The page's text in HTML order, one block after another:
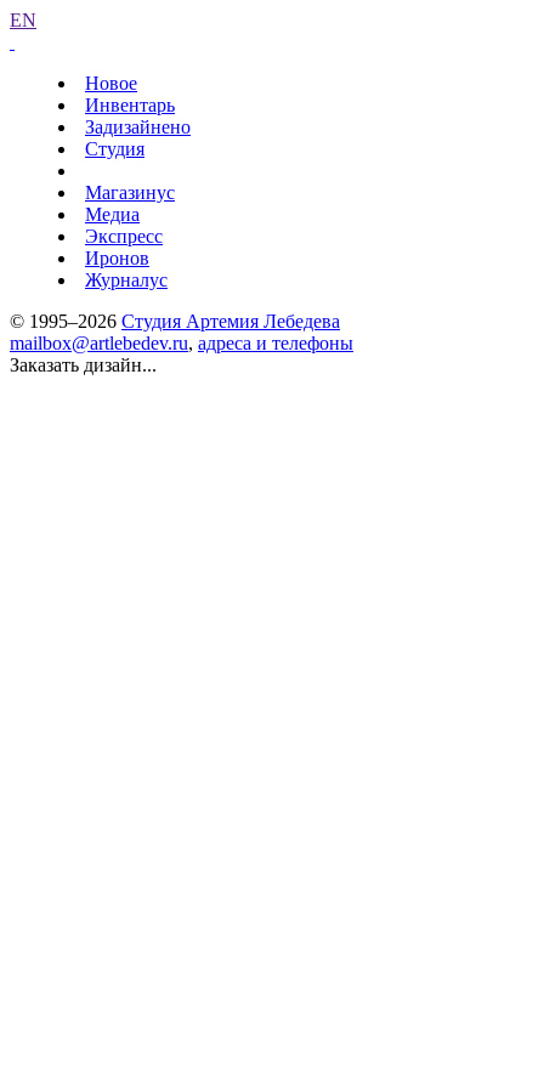
EN
Новое
Инвентарь
Задизайнено
Студия
Магазинус
Медиа
Экспресс
Иронов
Журналус
© 1995–2026 Студия Артемия Лебедева
mailbox@artlebedev.ru, адреса и телефоны
Заказать дизайн...